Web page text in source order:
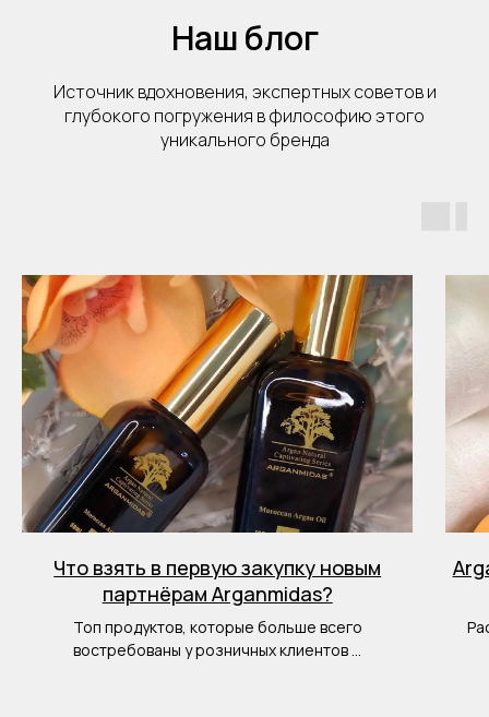
Наш блог
Источник вдохновения, экспертных советов и
глубокого погружения в философию этого
уникального бренда
Что взять в первую закупку новым
партнёрам Arganmidas?
Топ продуктов, которые больше всего
востребованы у розничных клиентов ...